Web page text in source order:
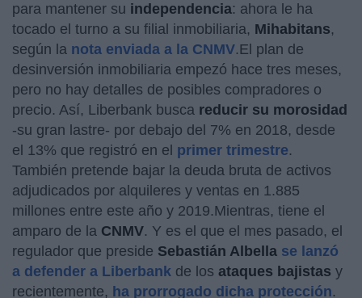
para mantener su independencia: ahora le ha
tocado el turno a su filial inmobiliaria, Mihabitans,
según la nota enviada a la CNMV.El plan de
desinversión inmobiliaria empezó hace tres meses,
pero no hay detalles de posibles compradores o
precio. Así, Liberbank busca reducir su morosidad
-su gran lastre- por debajo del 7% en 2018, desde
el 13% que registró en el primer trimestre.
También pretende bajar la deuda bruta de activos
adjudicados por alquileres y ventas en 1.885
millones entre este año y 2019.Mientras, tiene el
amparo de la CNMV. Y es el que el mes pasado, el
regulador que preside Sebastián Albella se lanzó
a defender a Liberbank de los ataques bajistas y
recientemente, ha prorrogado dicha protección.